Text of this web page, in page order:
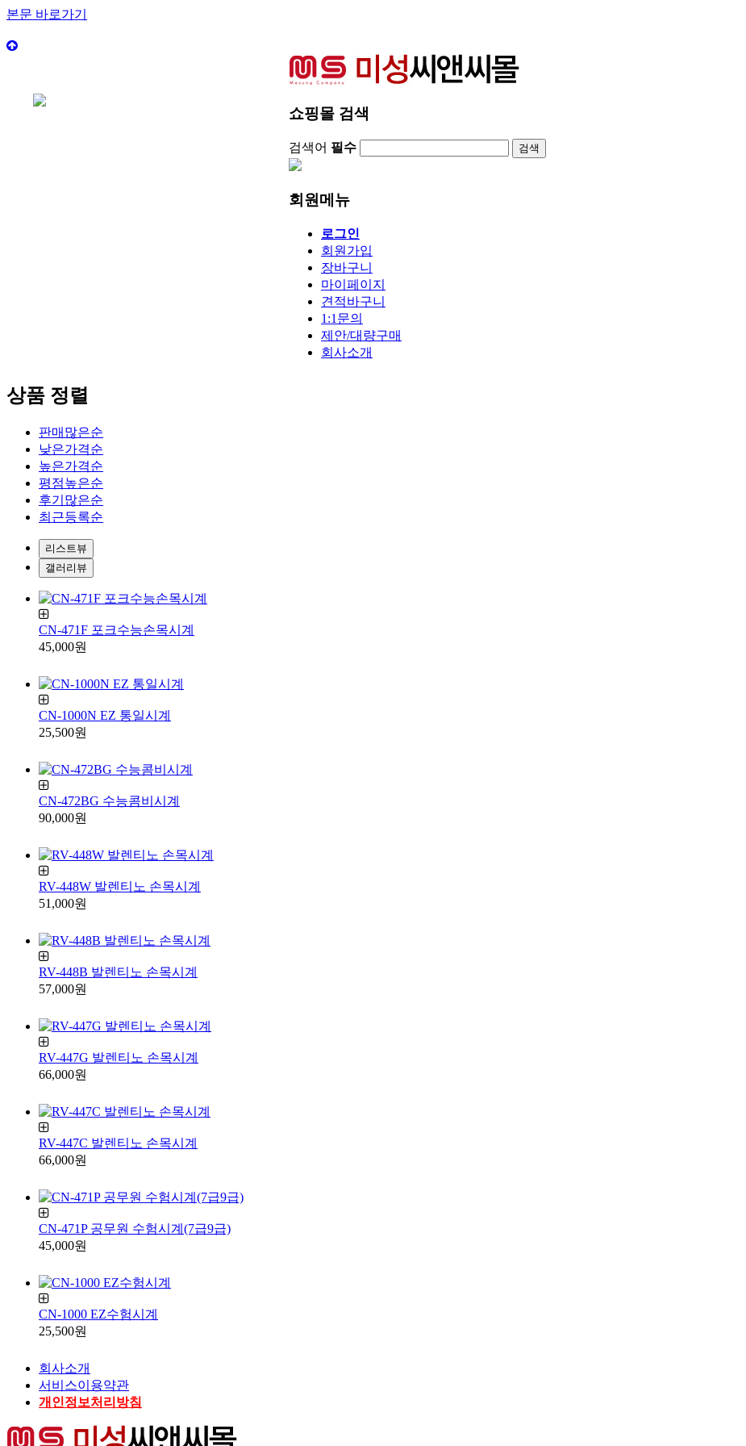
본문 바로가기
쇼핑몰 검색
검색어 필수
회원메뉴
로그인
회원가입
장바구니
마이페이지
견적바구니
1:1문의
제안/대량구매
회사소개
상품 정렬
판매많은순
낮은가격순
높은가격순
평점높은순
후기많은순
최근등록순
리스트뷰
갤러리뷰
CN-471F 포크수능손목시계
45,000원
CN-1000N EZ 통일시계
25,500원
CN-472BG 수능콤비시계
90,000원
RV-448W 발렌티노 손목시계
51,000원
RV-448B 발렌티노 손목시계
57,000원
RV-447G 발렌티노 손목시계
66,000원
RV-447C 발렌티노 손목시계
66,000원
CN-471P 공무원 수험시계(7급9급)
45,000원
CN-1000 EZ수험시계
25,500원
회사소개
서비스이용약관
개인정보처리방침